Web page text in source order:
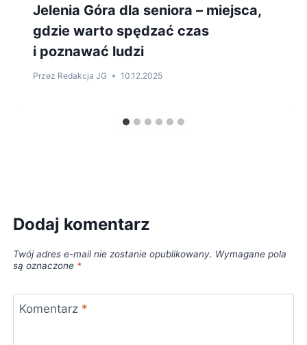
Jelenia Góra dla seniora – miejsca,
gdzie warto spędzać czas
i poznawać ludzi
Przez Redakcja JG 10.12.2025
Dodaj komentarz
Twój adres e-mail nie zostanie opublikowany. Wymagane pola
są oznaczone *
Komentarz *